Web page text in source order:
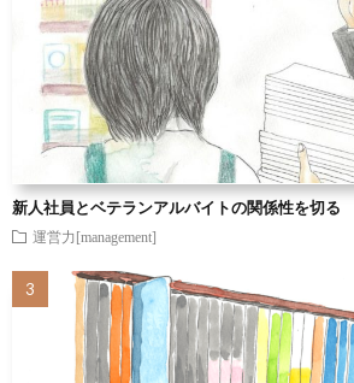
新人社員とベテランアルバイトの関係性を切る
運営力[management]